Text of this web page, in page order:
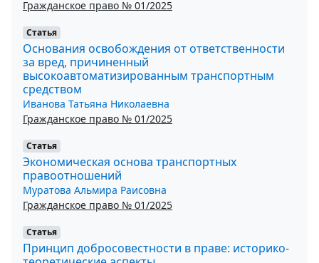
Гражданское право № 01/2025
Статья
Основания освобождения от ответственности
за вред, причиненный
высокоавтоматизированным транспортным
средством
Иванова Татьяна Николаевна
Гражданское право № 01/2025
Статья
Экономическая основа транспортных
правоотношений
Муратова Альмира Раисовна
Гражданское право № 01/2025
Статья
Принцип добросовестности в праве: историко-